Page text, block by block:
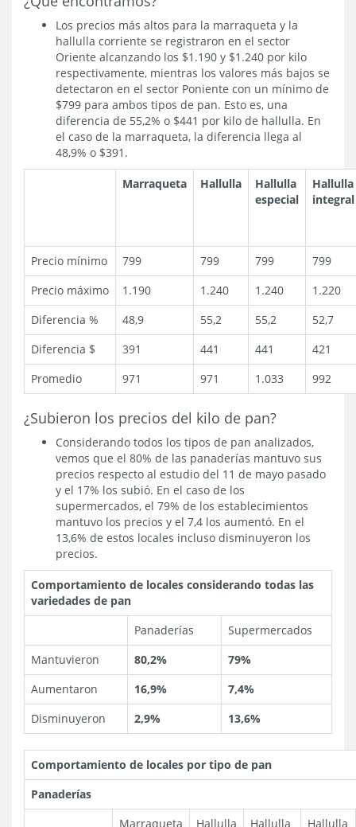
Los precios más altos para la marraqueta y la
hallulla corriente se registraron en el sector
Oriente alcanzando los $1.190 y $1.240 por kilo
respectivamente, mientras los valores más bajos se
detectaron en el sector Poniente con un mínimo de
$799 para ambos tipos de pan. Esto es, una
diferencia de 55,2% o $441 por kilo de hallulla. En
el caso de la marraqueta, la diferencia llega al
48,9% o $391.
Marraqueta Hallulla
Hallulla
especial
Hallulla
integral
Precio mínimo 799 799 799
799
Precio máximo
1.190 1.240 1.240
1.220
Diferencia %
48,9 55,2 55,2
52,7
Diferencia $
391 441 441
421
Promedio
971 971 1.033 992
¿Subieron los precios del kilo de pan?
Considerando todos los tipos de pan analizados,
vemos que el 80% de las panaderías mantuvo sus
precios respecto al estudio del 11 de mayo pasado
y el 17% los subió. En el caso de los
supermercados, el 79% de los establecimientos
mantuvo los precios y el 7,4 los aumentó. En el
13,6% de estos locales incluso disminuyeron los
precios.
Comportamiento de locales considerando todas las
variedades de pan
Panaderías
Supermercados
Mantuvieron
80,2%
79%
Aumentaron
16,9%
7,4%
Disminuyeron
2,9% 13,6%
Comportamiento de locales por tipo de pan
Panaderías
Marraqueta
Hallulla Hallulla Hallulla